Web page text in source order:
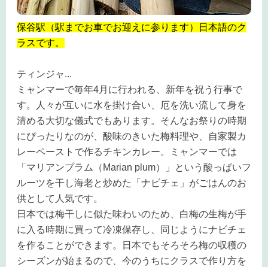
保谷駅（駅までお車でお迎えに参ります）日本語のク
ラスです。
ティンジャ...
ミャンマーで毎年4月に行われる、新年を祝う行事で
す。人々が互いに水を掛け合い、厄を洗い流して身を
清める大切な儀式でもあります。そんなお祭りの時期
にぴったりなのが、酸味のきいた梅料理や、自家製カ
レーペーストで作るチキンカレー。ミャンマーでは
「マリアンプラム（Marian plum）」という酸っぱいフ
ルーツを干し海老と炒めた「ナビチェ」がごはんのお
供として人気です。
日本では梅干しに似た味わいのため、白梅の生梅が手
に入る時期に買って冷凍保存し、同じようにナビチェ
を作ることができます。日本でもそろそろ梅の収穫の
シーズンが始まるので、今のうちにクラスで作り方を